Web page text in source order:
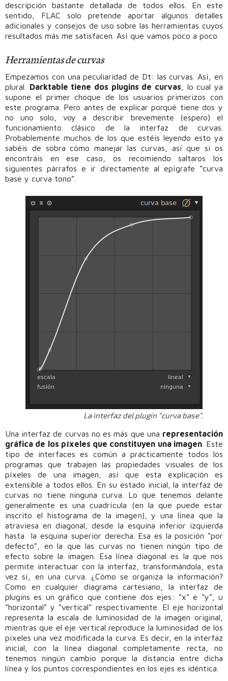
descripción bastante detallada de todos ellos. En este
sentido, FLAC solo pretende aportar algunos detalles
adicionales y consejos de uso sobre las herramientas cuyos
resultados más me satisfacen. Así que vamos poco a poco.
Herramientas de curvas
Empezamos con una peculiaridad de Dt: las curvas. Así, en
plural. Darktable tiene dos plugins de curvas , lo cual ya
supone el primer choque de los usuarios primerizos con
este programa. Pero antes de explicar porqué tiene dos y
no uno solo, voy a describir brevemente (espero) el
funcionamiento clásico de la interfaz de curvas.
Probablemente muchos de los que estéis leyendo esto ya
sabéis de sobra cómo manejar las curvas, así que si os
encontráis en ese caso, os recomiendo saltaros los
siguientes párrafos e ir directamente al epígrafe “curva
base y curva tono”.
La interfaz del plugin “curva base”.
Una interfaz de curvas no es más que una representación
gráfica de los píxeles que constituyen una imagen. Este
tipo de interfaces es común a prácticamente todos los
programas que trabajen las propiedades visuales de los
píxeles de una imagen, así que esta explicación es
extensible a todos ellos. En su estado inicial, la interfaz de
curvas no tiene ninguna curva. Lo que tenemos delante
generalmente es una cuadrícula (en la que puede estar
inscrito el histograma de la imagen), y una línea que la
atraviesa en diagonal, desde la esquina inferior izquierda
hasta la esquina superior derecha. Esa es la posición “por
defecto”, en la que las curvas no tienen ningún tipo de
efecto sobre la imagen. Esa línea diagonal es la que nos
permite interactuar con la interfaz, transformándola, esta
vez sí, en una curva. ¿Cómo se organiza la información?
Como en cualquier diagrama cartesiano, la interfaz de
plugins es un gráfico que contiene dos ejes: “x” e “y”, u
“horizontal” y “vertical” respectivamente. El eje horizontal
representa la escala de luminosidad de la imagen original,
mientras que el eje vertical reproduce la luminosidad de los
píxeles una vez modificada la curva. Es decir, en la interfaz
inicial, con la línea diagonal completamente recta, no
tenemos ningún cambio porque la distancia entre dicha
línea y los puntos correspondientes en los ejes es idéntica.